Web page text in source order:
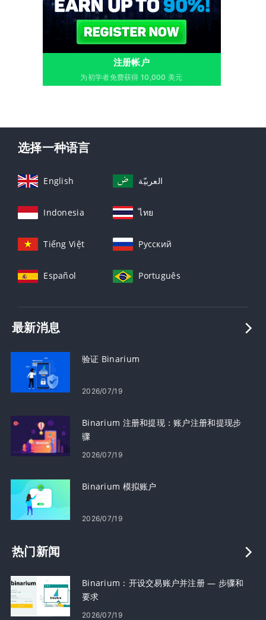
注册帐户
为初学者免费获得 10,000 美元
选择一种语言
English العربيّة
Indonesia ไทย
Tiếng Việt Русский
Español Português
最新消息
验证 Binarium
2026/07/19
Binarium 注册和提现：账户注册和提现步
骤
2026/07/19
Binarium 模拟账户
2026/07/19
热门新闻
Binarium：开设交易账户并注册 — 步骤和
要求
2026/07/19